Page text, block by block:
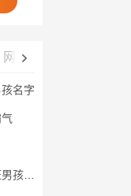
网名大全
名字
名字